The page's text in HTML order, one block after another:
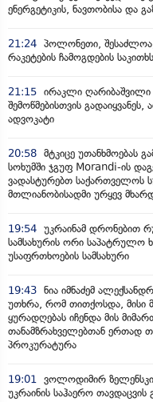
ენერგეტიკის, ნავთობისა და
21:24 პოლონეთი, შესაძლოა,
რაკეტების ჩამოგდების
21:15 ირაკლი ღარიბაშვილი
შემოწმებისთვის
ადვოკატი
20:58 მტკიცე უთანხმოებას
სოხუმში ჯგუფ Morandi-ის
ვადასტურებთ საქართველოს
მთლიანობისადმი ურყევ
19:54 უკრაინამ დრონებით
სამსახურის ორი საპატრულო
უსაფრთხოების სამსახური
19:43 ნია იმნაძემ
უთხრა, რომ თითქოსდა, მისი
ყურადღებას იჩენდა მის
თანამზრახველებთან ერთად
პროკურატურა
19:01
ვოლოდიმირ
უკრაინის საჰაერო